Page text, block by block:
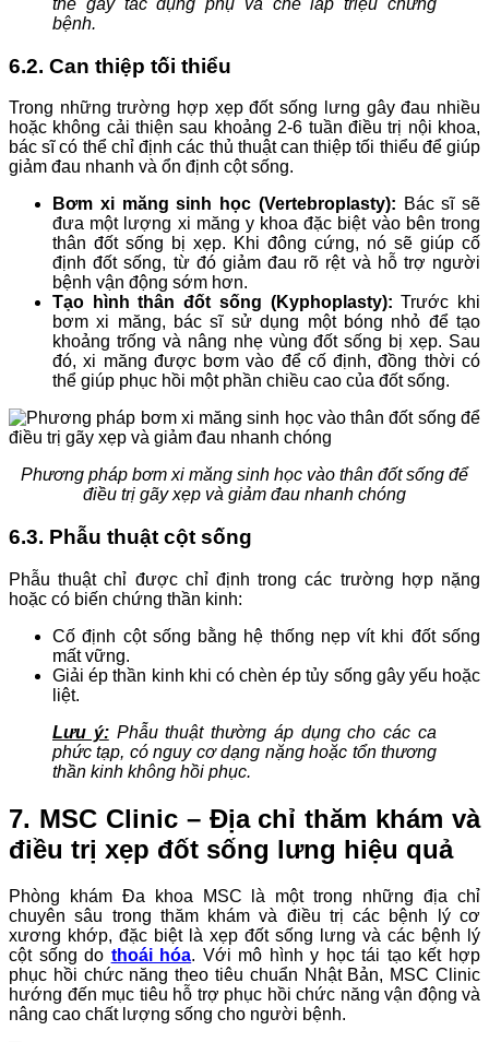
thể gây tác dụng phụ và che lấp triệu chứng
bệnh.
6.2. Can thiệp tối thiểu
Trong những trường hợp xẹp đốt sống lưng gây đau nhiều
hoặc không cải thiện sau khoảng 2-6 tuần điều trị nội khoa,
bác sĩ có thể chỉ định các thủ thuật can thiệp tối thiểu để giúp
giảm đau nhanh và ổn định cột sống.
Bơm xi măng sinh học (Vertebroplasty): Bác sĩ sẽ
đưa một lượng xi măng y khoa đặc biệt vào bên trong
thân đốt sống bị xẹp. Khi đông cứng, nó sẽ giúp cố
định đốt sống, từ đó giảm đau rõ rệt và hỗ trợ người
bệnh vận động sớm hơn.
Tạo hình thân đốt sống (Kyphoplasty):Trước khi
bơm xi măng, bác sĩ sử dụng một bóng nhỏ để tạo
khoảng trống và nâng nhẹ vùng đốt sống bị xẹp. Sau
đó, xi măng được bơm vào để cố định, đồng thời có
thể giúp phục hồi một phần chiều cao của đốt sống.
Phương pháp bơm xi măng sinh học vào thân đốt sống để
điều trị gãy xẹp và giảm đau nhanh chóng
6.3. Phẫu thuật cột sống
Phẫu thuật chỉ được chỉ định trong các trường hợp nặng
hoặc có biến chứng thần kinh:
Cố định cột sống bằng hệ thống nẹp vít khi đốt sống
mất vững.
Giải ép thần kinh khi có chèn ép tủy sống gây yếu hoặc
liệt.
Lưu ý:Phẫu thuật thường áp dụng cho các ca
phức tạp, có nguy cơ dạng nặng hoặc tổn thương
thần kinh không hồi phục.
7. MSC Clinic – Địa chỉ thăm khám và
điều trị xẹp đốt sống lưng hiệu quả
Phòng khám Đa khoa MSC là một trong những địa chỉ
chuyên sâu trong thăm khám và điều trị các bệnh lý cơ
xương khớp, đặc biệt là xẹp đốt sống lưng và các bệnh lý
cột sống do thoái hóa. Với mô hình y học tái tạo kết hợp
phục hồi chức năng theo tiêu chuẩn Nhật Bản, MSC Clinic
hướng đến mục tiêu hỗ trợ phục hồi chức năng vận động và
nâng cao chất lượng sống cho người bệnh.